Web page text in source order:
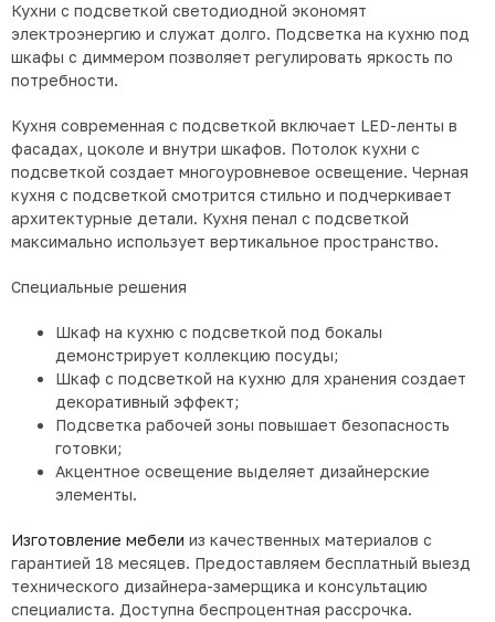
Кухни с подсветкой светодиодной экономят
электроэнергию и служат долго. Подсветка на кухню под
шкафы с диммером позволяет регулировать яркость по
потребности.
Кухня современная с подсветкой включает LED-ленты в
фасадах, цоколе и внутри шкафов. Потолок кухни с
подсветкой создает многоуровневое освещение. Черная
кухня с подсветкой смотрится стильно и подчеркивает
архитектурные детали. Кухня пенал с подсветкой
максимально использует вертикальное пространство.
Специальные решения
Шкаф на кухню с подсветкой под бокалы
демонстрирует коллекцию посуды;
Шкаф с подсветкой на кухню для хранения создает
декоративный эффект;
Подсветка рабочей зоны повышает безопасность
готовки;
Акцентное освещение выделяет дизайнерские
элементы.
Изготовление мебели из качественных материалов с
гарантией 18 месяцев. Предоставляем бесплатный выезд
технического дизайнера-замерщика и консультацию
специалиста. Доступна беспроцентная рассрочка.